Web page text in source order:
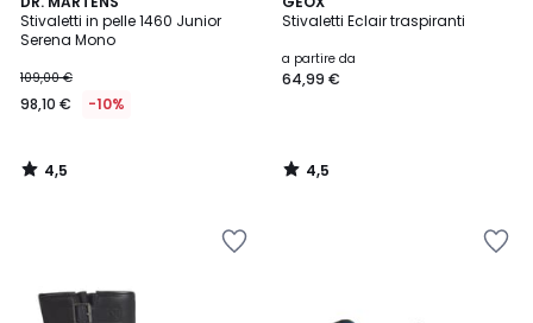
Stivaletti in pelle 1460 Junior
Serena Mono
109,00 €
98,10 € -10%
/ 5
4,5
/
Stivaletti Eclair traspiranti
a partire da
64,99 €
/ 5
4,5
/